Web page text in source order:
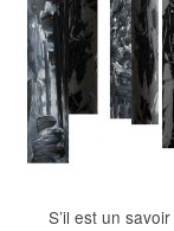
S’il est un savoir